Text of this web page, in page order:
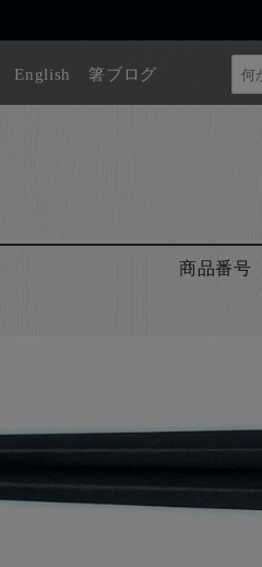
English 箸ブログ
商品番号